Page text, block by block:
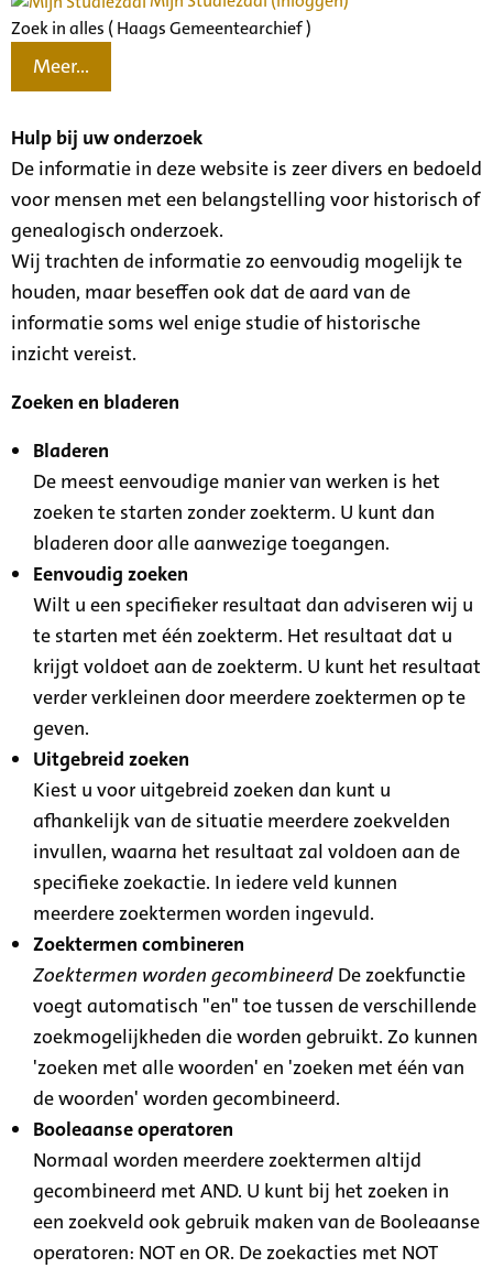
Zoek in alles ( Haags Gemeentearchief )
Meer...
Hulp bij uw onderzoek
De informatie in deze website is zeer divers en bedoeld
voor mensen met een belangstelling voor historisch of
genealogisch onderzoek.
Wij trachten de informatie zo eenvoudig mogelijk te
houden, maar beseffen ook dat de aard van de
informatie soms wel enige studie of historische
inzicht vereist.
Zoeken en bladeren
Bladeren
De meest eenvoudige manier van werken is het
zoeken te starten zonder zoekterm. U kunt dan
bladeren door alle aanwezige toegangen.
Eenvoudig zoeken
Wilt u een specifieker resultaat dan adviseren wij u
te starten met één zoekterm. Het resultaat dat u
krijgt voldoet aan de zoekterm. U kunt het resultaat
verder verkleinen door meerdere zoektermen op te
geven.
Uitgebreid zoeken
Kiest u voor uitgebreid zoeken dan kunt u
afhankelijk van de situatie meerdere zoekvelden
invullen, waarna het resultaat zal voldoen aan de
specifieke zoekactie. In iedere veld kunnen
meerdere zoektermen worden ingevuld.
Zoektermen combineren
Zoektermen worden gecombineerd De zoekfunctie
voegt automatisch "en" toe tussen de verschillende
zoekmogelijkheden die worden gebruikt. Zo kunnen
'zoeken met alle woorden' en 'zoeken met één van
de woorden' worden gecombineerd.
Booleaanse operatoren
Normaal worden meerdere zoektermen altijd
gecombineerd met AND. U kunt bij het zoeken in
een zoekveld ook gebruik maken van de Booleaanse
operatoren: NOT en OR. De zoekacties met NOT